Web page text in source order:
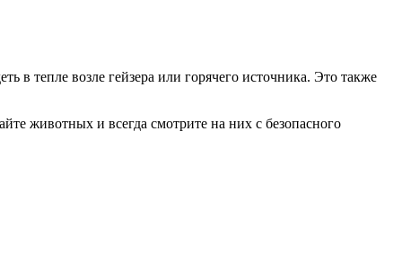
в тепле возле гейзера или горячего источника. Это также
животных и всегда смотрите на них с безопасного